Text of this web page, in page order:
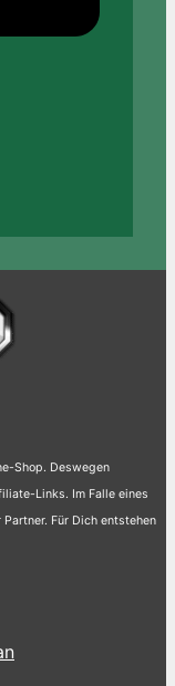
Shop. Deswegen
Links. Im Falle eines
Für Dich entstehen